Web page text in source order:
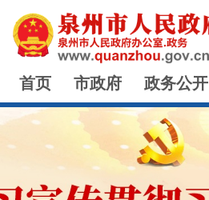
首页 市政府 政务公开